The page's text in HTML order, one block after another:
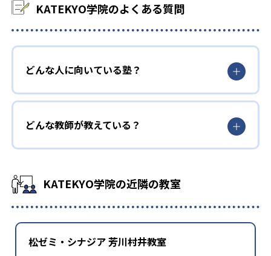
KATEKYO学院のよくある質問
どんな人に向いている塾？
どんな教師が教えている？
KATEKYO学院の近隣の教室
松ゼミ・シナジア 芳川村井教室